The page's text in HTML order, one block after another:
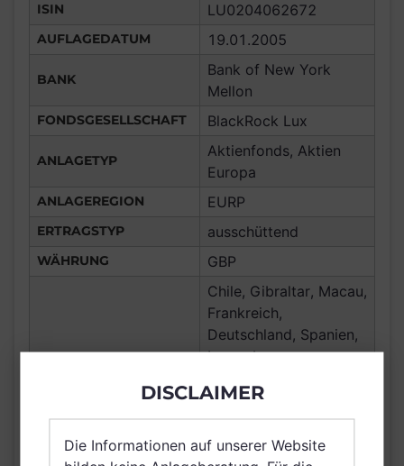
ISIN LU0204062672
AUFLAGEDATUM 19.01.2005
BANK
Bank of New York
Mellon
FONDSGESELLSCHAFT BlackRock Lux
ANLAGETYP
Aktienfonds, Aktien
Europa
ANLAGEREGION EURP
ERTRAGSTYP ausschüttend
WÄHRUNG
GBP
Chile, Gibraltar, Macau,
Frankreich,
Deutschland, Spanien,
Luxemburg,
Großbritannien und
Nordirland, Österreich,
Schweiz, Finnland,
DISCLAIMER
Die Informationen auf unserer Website